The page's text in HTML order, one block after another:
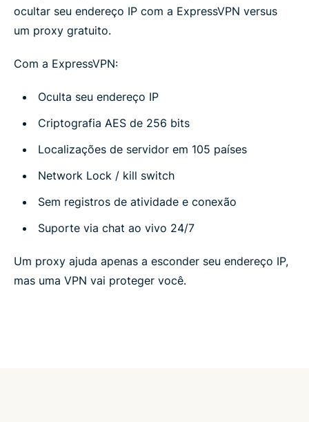
ocultar seu endereço IP com a ExpressVPN versus
um proxy gratuito.
Com a ExpressVPN:
Oculta seu endereço IP
Criptografia AES de 256 bits
Localizações de servidor em 105 países
Network Lock / kill switch
Sem registros de atividade e conexão
Suporte via chat ao vivo 24/7
Um proxy ajuda apenas a esconder seu endereço IP,
mas uma VPN vai proteger você.